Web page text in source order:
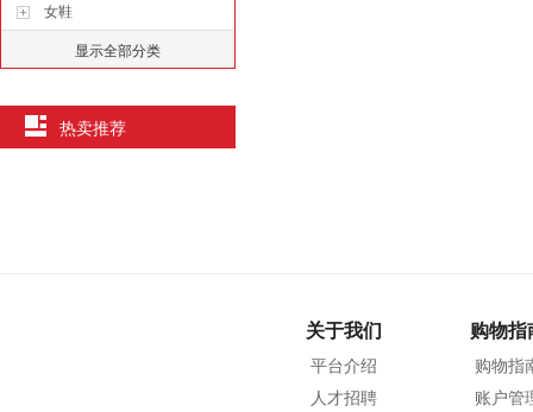
女鞋
显示全部分类
热卖推荐
关于我们
平台介绍
人才招聘
购物指
购物指
账户管